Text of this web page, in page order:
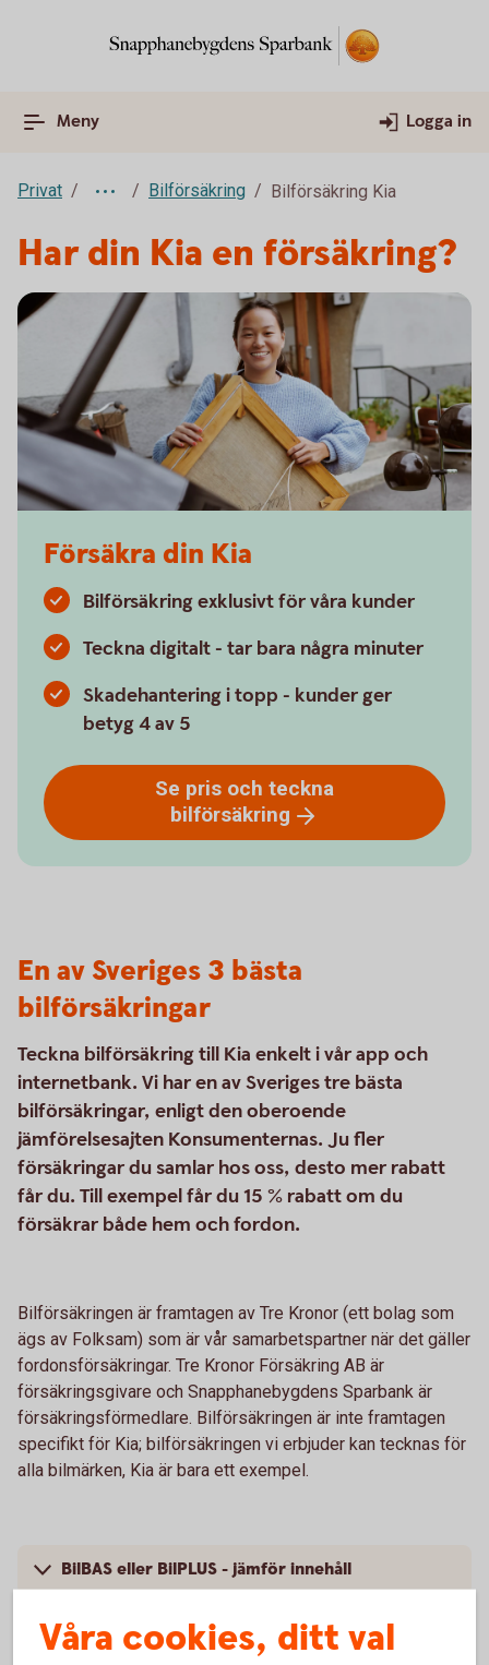
Meny Logga in
Privat Bilförsäkring Bilförsäkring Kia
Har din Kia en försäkring?
Försäkra din Kia
Bilförsäkring exklusivt för våra kunder
Teckna digitalt - tar bara några minuter
Skadehantering i topp - kunder ger
betyg 4 av 5
Se pris och teckna
bilförsäkring
En av Sveriges 3 bästa
bilförsäkringar
Teckna bilförsäkring till Kia enkelt i vår app och
internetbank. Vi har en av Sveriges tre bästa
bilförsäkringar, enligt den oberoende
jämförelsesajten Konsumenternas. Ju fler
försäkringar du samlar hos oss, desto mer rabatt
får du. Till exempel får du 15 % rabatt om du
försäkrar både hem och fordon.
Bilförsäkringen är framtagen av Tre Kronor (ett bolag som
ägs av Folksam) som är vår samarbetspartner när det gäller
fordonsförsäkringar. Tre Kronor Försäkring AB är
försäkringsgivare och Snapphanebygdens Sparbank är
försäkringsförmedlare. Bilförsäkringen är inte framtagen
specifikt för Kia; bilförsäkringen vi erbjuder kan tecknas för
alla bilmärken, Kia är bara ett exempel.
BilBAS eller BilPLUS - jämför innehåll
Produktfakta och villkor
Våra cookies, ditt val